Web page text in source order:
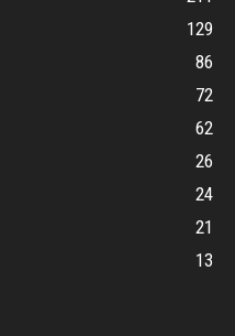
129
86
72
62
26
24
21
13